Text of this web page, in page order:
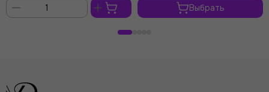
корзину
Выбрать